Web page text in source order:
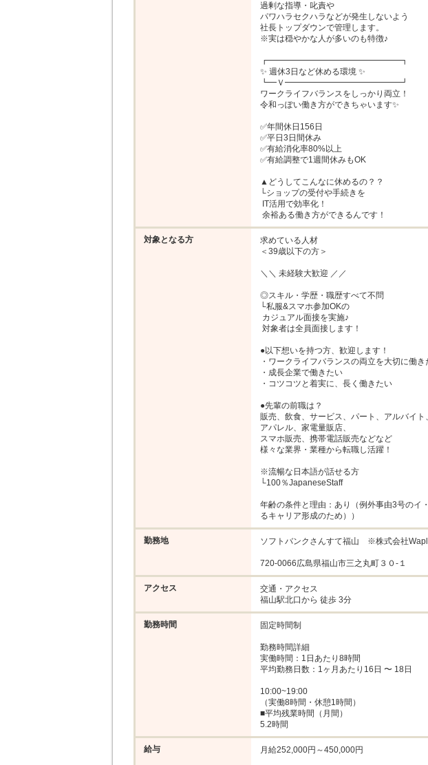
過剰な指導・叱責や
パワハラセクハラなどが発生しないよう
社長トップダウンで管理します。
※実は穏やかな人が多いのも特徴♪
┏━━━━━━━━━━━━━━━━┓
✨ 週休3日など休める環境 ✨
┗━Ｖ━━━━━━━━━━━━━━┛
ワークライフバランスをしっかり両立！
令和っぽい働き方ができちゃいます✨
✅年間休日156日
✅平日3日間休み
✅有給消化率80%以上
✅有給調整で1週間休みもOK
▲どうしてこんなに休めるの？？
└ショップの受付や手続きを
余裕ある働き方ができるんです！
対象となる方
求めている人材
＜39歳以下の方＞
＼＼ 未経験大歓迎 ／／
◎スキル・学歴・職歴すべて不問
└私服&スマホ参加OKの
●以下想いを持つ方、歓迎します！
・ワークライフバランスの両立を大切に働き
・成長企業で働きたい
・コツコツと着実に、長く働きたい
●先輩の前職は？
販売、飲食、サービス、パート、アルバイト、
アパレル、家電量販店、
スマホ販売、携帯電話販売などなど
様々な業界・業種から転職し活躍！
※流暢な日本語が話せる方
└100％JapaneseStaff
年齢の条件と理由：あり（例外事由3号のイ
るキャリア形成のため））
勤務地 ソフトバンクさんすて福山　※株式会社
720-0066広島県福山市三之丸町３０‐１
アクセス
交通・アクセス
福山駅北口から 徒歩 3分
勤務時間 固定時間制
勤務時間詳細
実働時間：1日あたり8時間
平均勤務日数：1ヶ月あたり16日 〜 18日
10:00~19:00
（実働8時間・休憩1時間）
■平均残業時間（月間）
5.2時間
給与 月給252,000円～450,000円